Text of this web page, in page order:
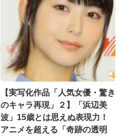
【実写化作品「人気女優・驚き
のキャラ再現」２】「浜辺美
波」15歳とは思えぬ表現力！
アニメを超える「奇跡の透明